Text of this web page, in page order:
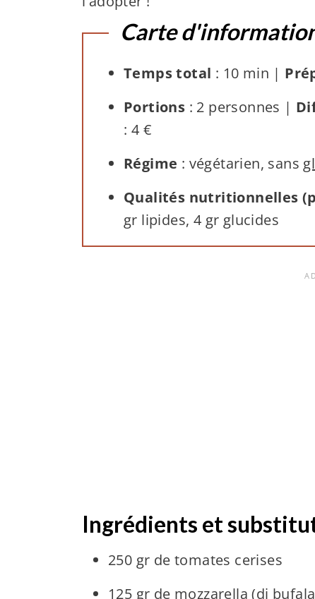
Carte
Temps total : 10 min |
Portions : 2 personnes |
: 4 €
Régime : végétarien, sans
Qualités nutritionnelles
gr lipides, 4 gr glucides
Ingrédients et
250 gr de tomates cerises
125 gr de mozzarella (di